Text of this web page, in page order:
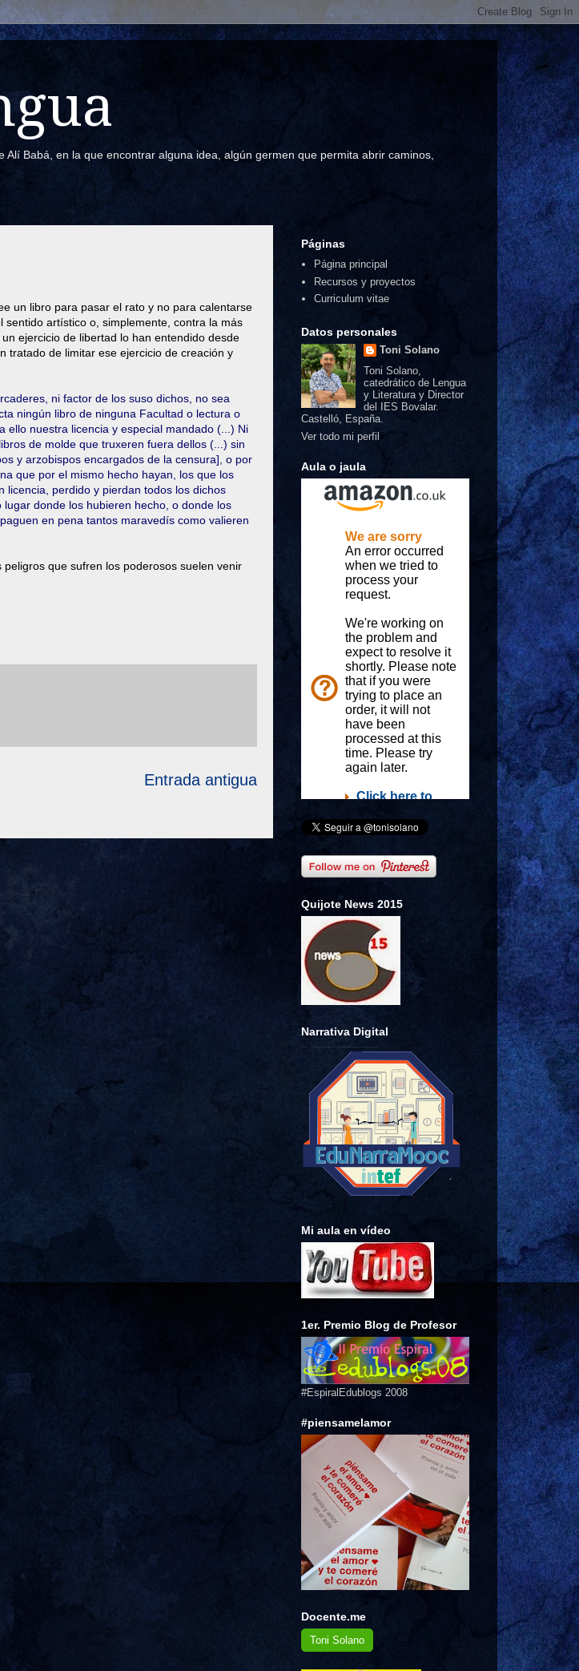
Babá, en la que encontrar alguna idea, algún germen que permita abrir caminos,
un libro para pasar el rato y no para calentarse
artístico o, simplemente, contra la más
ejercicio de libertad lo han entendido desde
tratado de limitar ese ejercicio de creación y
ni factor de los suso dichos, no sea
ningún libro de ninguna Facultad o lectura o
nuestra licencia y especial mandado (...) Ni
de molde que truxeren fuera dellos (...) sin
y arzobispos encargados de la censura], o por
que por el mismo hecho hayan, los que los
licencia, perdido y pierdan todos los dichos
donde los hubieren hecho, o donde los
en pena tantos maravedís como valieren
que sufren los poderosos suelen venir
Entrada antigua
Páginas
Página principal
Recursos y proyectos
Curriculum vitae
Datos personales
Toni Solano
Toni Solano,
catedrático de Lengua
y Literatura y Director
del IES Bovalar.
Castelló, España.
Ver todo mi perfil
Aula o jaula
Quijote News 2015
Narrativa Digital
Mi aula en vídeo
1er. Premio Blog de Profesor
#EspiralEdublogs 2008
#piensamelamor
Docente.me
Toni Solano